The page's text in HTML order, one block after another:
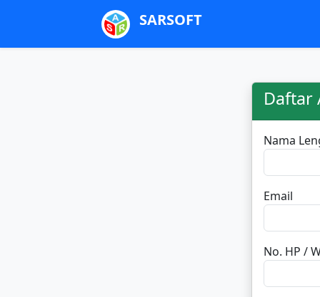
SARSOFT
Daftar
Nama
Email
No. HP /